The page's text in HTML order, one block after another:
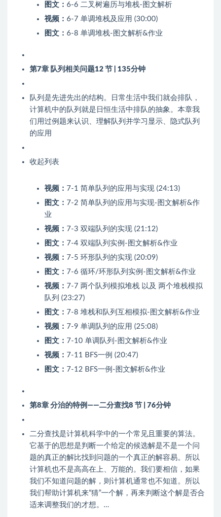
图文： 6-6 二叉树遍历与堆栈-图文解析
视频： 6-7 单调堆栈及应用 (30:00)
图文： 6-8 单调堆栈-图文解析&作业
第7章 队列相关问题12 节 | 135分钟
队列是先进先出的结构。日常生活中我们就会排队，
计算机中的队列就是日恒生活中排队的抽象。本章我
们用过例题来认识、理解队列并学习显示、隐式队列
的应用
收起列表
视频： 7-1 简单队列的应用与实现 (24:13)
图文： 7-2 简单队列的应用与实现-图文解析&作
业
视频： 7-3 双端队列的实现 (21:12)
图文： 7-4 双端队列实例-图文解析&作业
视频： 7-5 环形队列的实现 (20:09)
图文： 7-6 循环/环形队列实例-图文解析&作业
视频： 7-7 两个队列模拟堆栈 以及 两个堆栈模拟
队列 (23:27)
图文： 7-8 堆栈和队列互相模拟-图文解析&作业
视频： 7-9 单调队列的应用 (25:08)
图文： 7-10 单调队列-图文解析&作业
视频： 7-11 BFS一例 (20:47)
图文： 7-12 BFS一例-图文解析&作业
第8章 分治的特例——二分查找8 节 | 76分钟
二分查找是计算机科学中的一个常见且重要的算法。
它基于的思想是判断一个给定的候选解是不是一个问
题的真正的解比找到问题的一个真正的解容易。所以
计算机也不是高高在上、万能的。我们要相信，如果
我们不知道问题的解，则计算机通常也不知道。所以
我们帮助计算机来“猜”一个解，再来判断这个解是否合
适来调整我们的才想。…